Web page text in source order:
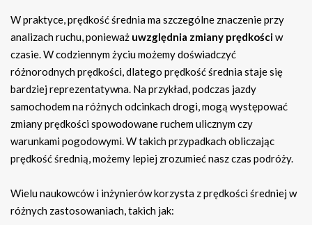
W praktyce, prędkość średnia ma szczególne znaczenie przy
analizach ruchu, ponieważ uwzględnia zmiany prędkościw
czasie. W codziennym życiu możemy doświadczyć
różnorodnych prędkości, dlatego prędkość średnia staje się
bardziej reprezentatywna. Na przykład, podczas jazdy
samochodem na różnych odcinkach drogi, mogą występować
zmiany prędkości spowodowane ruchem ulicznym czy
warunkami pogodowymi. W takich przypadkach obliczając
prędkość średnią, możemy lepiej zrozumieć nasz czas podróży.
Wielu naukowców i inżynierów korzysta z prędkości średniej w
różnych zastosowaniach, takich jak: